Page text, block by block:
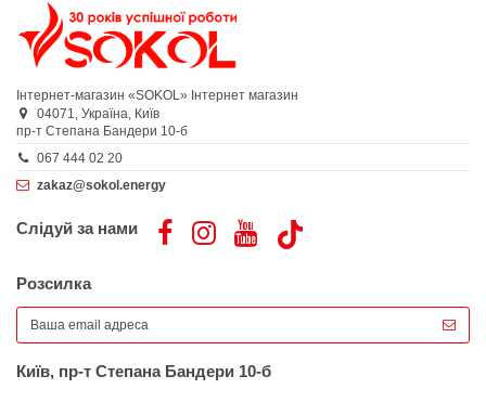
Інтернет-магазин «SOKOL» Інтернет магазин
04071, Україна, Київ
пр-т Степана Бандери 10-б
067 444 02 20
zakaz@sokol.energy
Слідуй за нами
Розсилка
Київ, пр-т Степана Бандери 10-б